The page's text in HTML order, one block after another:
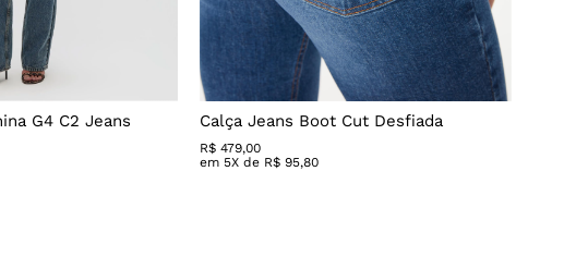
G4 C2 Jeans Calça Jeans Boot Cut Desfiada
R$ 479,00
em 5X de R$ 95,80